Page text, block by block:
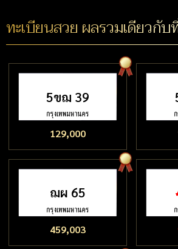
ทะเบียนสวย ผลรวมเดียวกับ
5ขฌ 39
129,000
ฌผ 65
459,003